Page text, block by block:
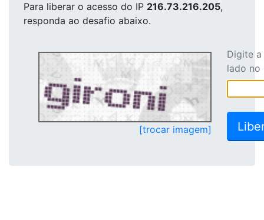
Para liberar o acesso do IP 216.73.216.205,
responda ao desafio abaixo.
[trocar imagem]
Digite
lado no